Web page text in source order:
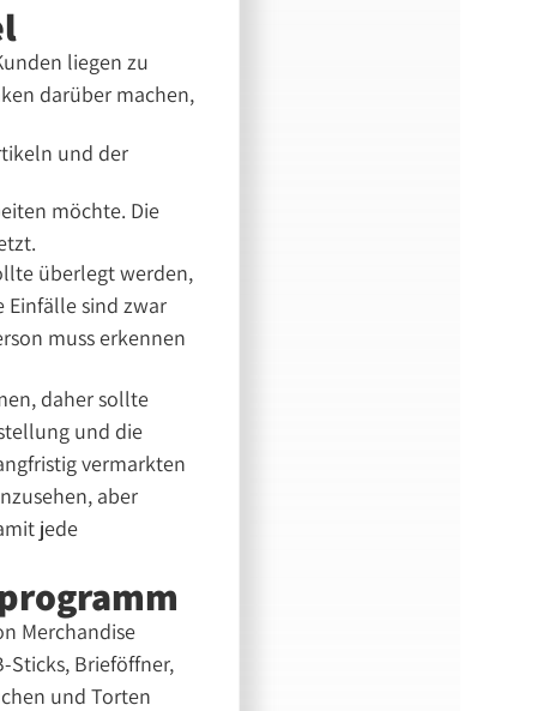
liegen zu
darüber machen,
und der
möchte. Die
überlegt werden,
sind zwar
muss erkennen
daher sollte
und die
vermarkten
aber
jede
Merchandise
Sticks, Brieföffner,
und Torten